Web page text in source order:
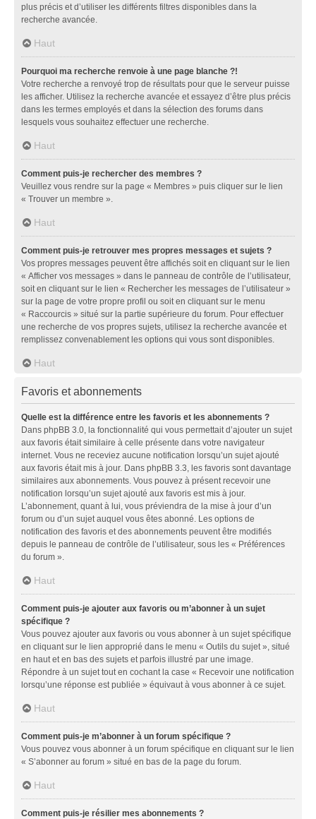
plus précis et d’utiliser les différents filtres disponibles dans la
recherche avancée.
Haut
Pourquoi ma recherche renvoie à une page blanche ?!
Votre recherche a renvoyé trop de résultats pour que le serveur puisse
les afficher. Utilisez la recherche avancée et essayez d’être plus précis
dans les termes employés et dans la sélection des forums dans
lesquels vous souhaitez effectuer une recherche.
Haut
Comment puis-je rechercher des membres ?
Veuillez vous rendre sur la page « Membres » puis cliquer sur le lien
« Trouver un membre ».
Haut
Comment puis-je retrouver mes propres messages et sujets ?
Vos propres messages peuvent être affichés soit en cliquant sur le lien
« Afficher vos messages » dans le panneau de contrôle de l’utilisateur,
soit en cliquant sur le lien « Rechercher les messages de l’utilisateur »
sur la page de votre propre profil ou soit en cliquant sur le menu
« Raccourcis » situé sur la partie supérieure du forum. Pour effectuer
une recherche de vos propres sujets, utilisez la recherche avancée et
remplissez convenablement les options qui vous sont disponibles.
Haut
Favoris et abonnements
Quelle est la différence entre les favoris et les abonnements ?
Dans phpBB 3.0, la fonctionnalité qui vous permettait d’ajouter un sujet
aux favoris était similaire à celle présente dans votre navigateur
internet. Vous ne receviez aucune notification lorsqu’un sujet ajouté
aux favoris était mis à jour. Dans phpBB 3.3, les favoris sont davantage
similaires aux abonnements. Vous pouvez à présent recevoir une
notification lorsqu’un sujet ajouté aux favoris est mis à jour.
L’abonnement, quant à lui, vous préviendra de la mise à jour d’un
forum ou d’un sujet auquel vous êtes abonné. Les options de
notification des favoris et des abonnements peuvent être modifiés
depuis le panneau de contrôle de l’utilisateur, sous les « Préférences
du forum ».
Haut
Comment puis-je ajouter aux favoris ou m’abonner à un sujet
spécifique ?
Vous pouvez ajouter aux favoris ou vous abonner à un sujet spécifique
en cliquant sur le lien approprié dans le menu « Outils du sujet », situé
en haut et en bas des sujets et parfois illustré par une image.
Répondre à un sujet tout en cochant la case « Recevoir une notification
lorsqu’une réponse est publiée » équivaut à vous abonner à ce sujet.
Haut
Comment puis-je m’abonner à un forum spécifique ?
Vous pouvez vous abonner à un forum spécifique en cliquant sur le lien
« S’abonner au forum » situé en bas de la page du forum.
Haut
Comment puis-je résilier mes abonnements ?